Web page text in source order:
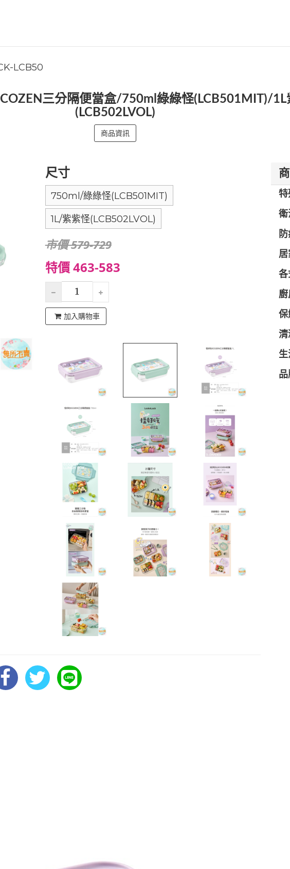
LCB50
三分隔便當盒/750ml綠綠怪(LCB501MIT)/1L
(LCB502LVOL)
商品資訊
尺寸
750ml/綠綠怪(LCB501MIT)
1L/紫紫怪(LCB502LVOL)
市價 579-729
特價 463-583
加入購物車
特
衛
居
各
廚
保
清
生
品